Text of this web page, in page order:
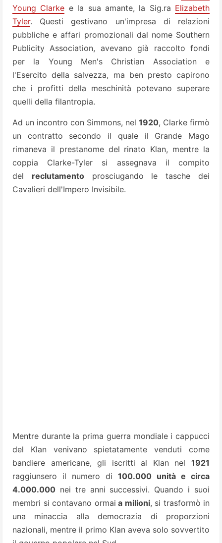
Young Clarke e la sua amante, la Sig.ra Elizabeth
Tyler. Questi gestivano un'impresa di relazioni
pubbliche e affari promozionali dal nome Southern
Publicity Association, avevano già raccolto fondi
per la Young Men's Christian Association e
l'Esercito della salvezza, ma ben presto capirono
che i profitti della meschinità potevano superare
quelli della filantropia.
Ad un incontro con Simmons, nel 1920, Clarke firmò
un contratto secondo il quale il Grande Mago
rimaneva il prestanome del rinato Klan, mentre la
coppia Clarke-Tyler si assegnava il compito
del reclutamentoprosciugando le tasche dei
Cavalieri dell'Impero Invisibile.
Mentre durante la prima guerra mondiale i cappucci
del Klan venivano spietatamente venduti come
bandiere americane, gli iscritti al Klan nel 1921
raggiunsero il numero di 100.000 unità e circa
4.000.000 nei tre anni successivi. Quando i suoi
membri si contavano ormai a milioni, si trasformò in
una minaccia alla democrazia di proporzioni
nazionali, mentre il primo Klan aveva solo sovvertito